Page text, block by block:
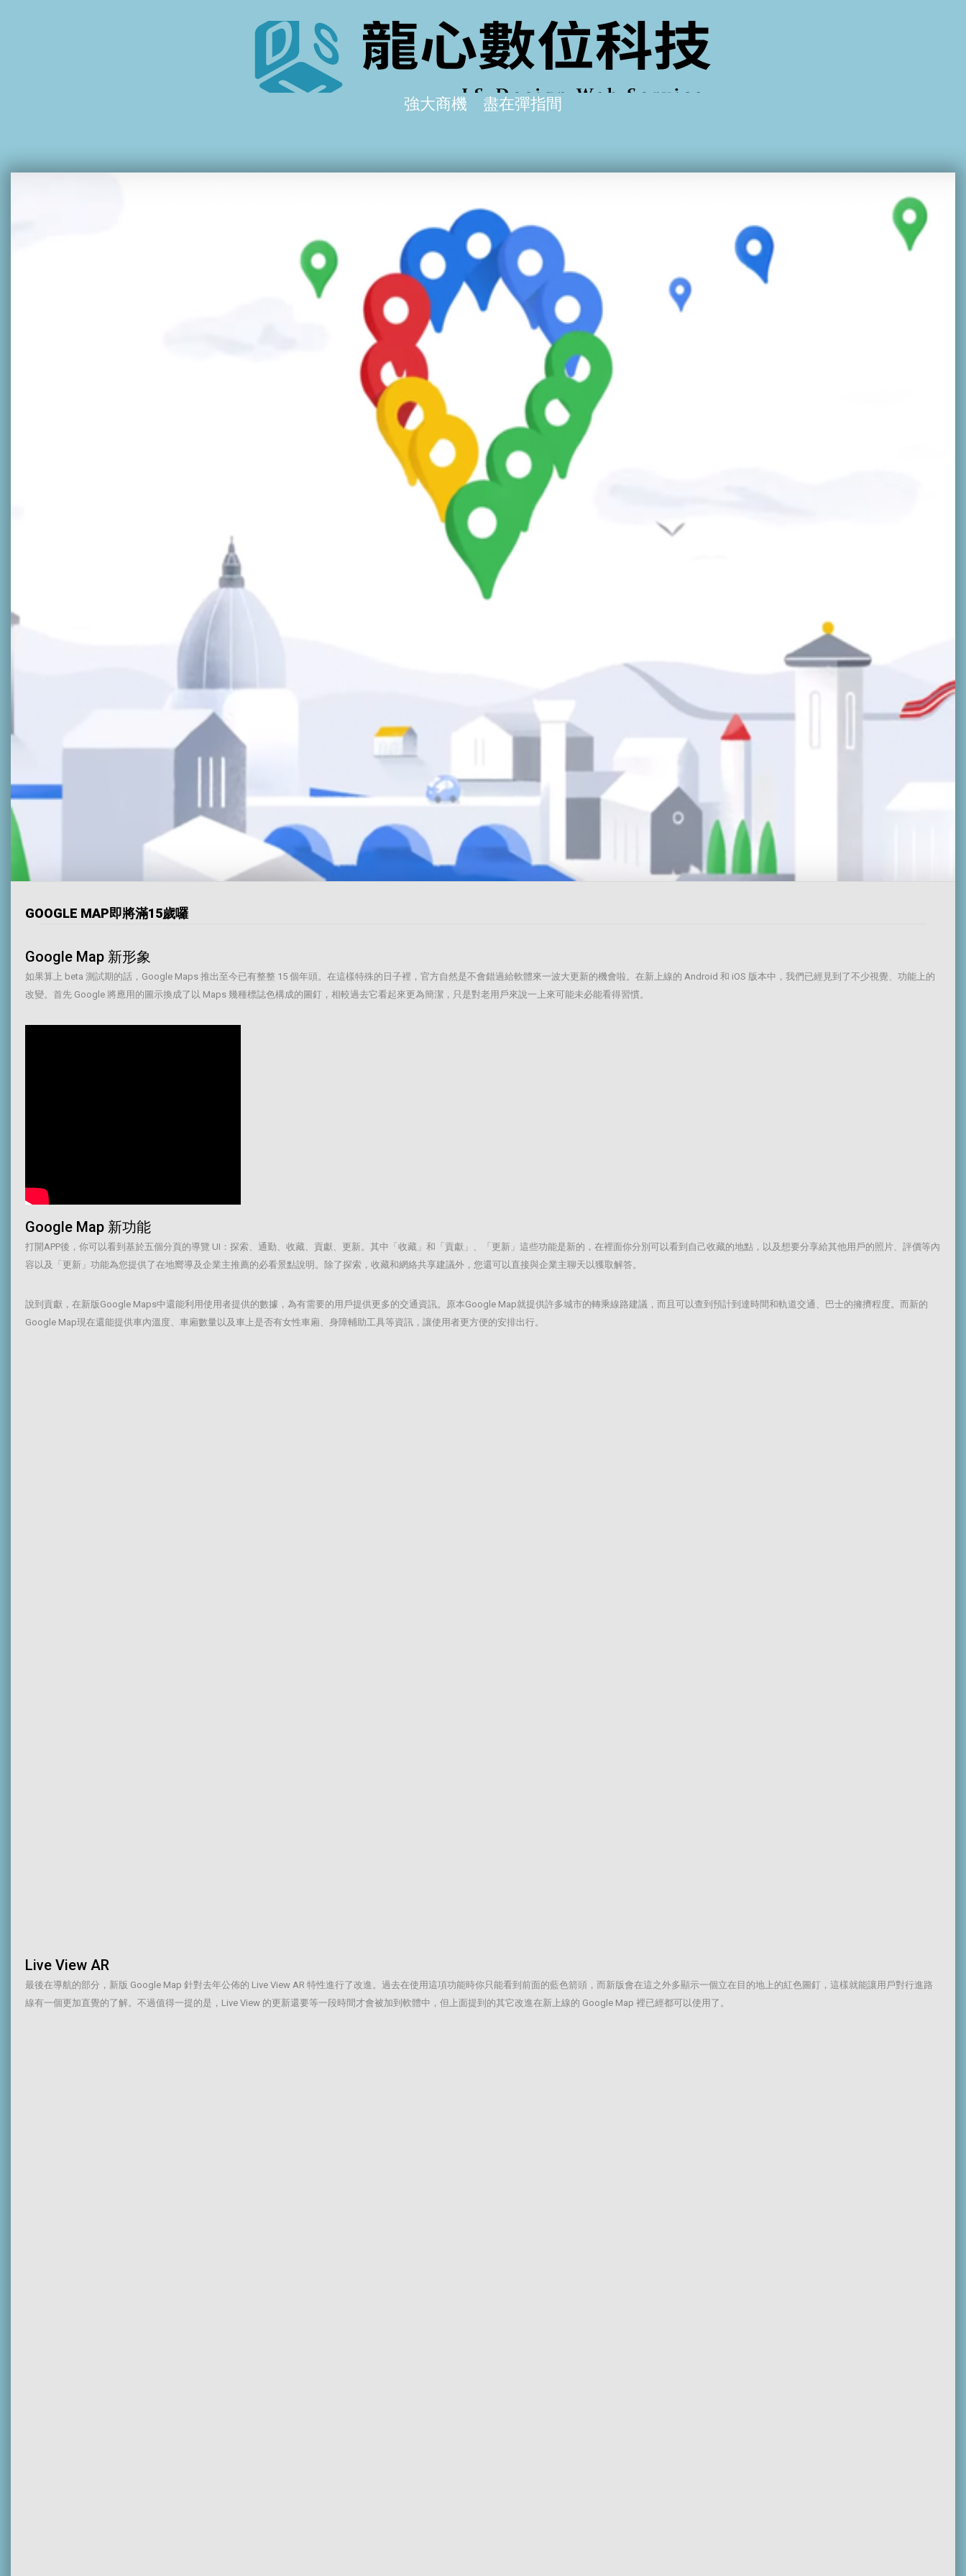
強大商機 盡在彈指間
GOOGLE MAP即將滿15歲囉
Google Map 新形象
如果算上 beta 測試期的話，Google Maps 推出至今已有整整 15 個年頭。在這樣特殊的日子裡，官方自然是不會錯過給軟體來一波大更新的機會啦。在新上線的 Android 和 iOS 版本中，我們已經見到了不少視覺、功能上的
改變。首先 Google 將應用的圖示換成了以 Maps 幾種標誌色構成的圖釘，相較過去它看起來更為簡潔，只是對老用戶來說一上來可能未必能看得習慣。
Google Map 新功能
打開APP後，你可以看到基於五個分頁的導覽 UI：探索、通勤、收藏、貢獻、更新。其中「收藏」和「貢獻」、「更新」這些功能是新的，在裡面你分別可以看到自己收藏的地點，以及想要分享給其他用戶的照片、評價等內
容以及「更新」功能為您提供了在地嚮導及企業主推薦的必看景點說明。除了探索，收藏和網絡共享建議外，您還可以直接與企業主聊天以獲取解答。
說到貢獻，在新版Google Maps中還能利用使用者提供的數據，為有需要的用戶提供更多的交通資訊。原本Google Map就提供許多城市的轉乘線路建議，而且可以查到預計到達時間和軌道交通、巴士的擁擠程度。而新的
Google Map現在還能提供車內溫度、車廂數量以及車上是否有女性車廂、身障輔助工具等資訊，讓使用者更方便的安排出行。
Live View AR
最後在導航的部分，新版 Google Map 針對去年公佈的 Live View AR 特性進行了改進。過去在使用這項功能時你只能看到前面的藍色箭頭，而新版會在這之外多顯示一個立在目的地上的紅色圖釘，這樣就能讓用戶對行進路
線有一個更加直覺的了解。不過值得一提的是，Live View 的更新還要等一段時間才會被加到軟體中，但上面提到的其它改進在新上線的 Google Map 裡已經都可以使用了。